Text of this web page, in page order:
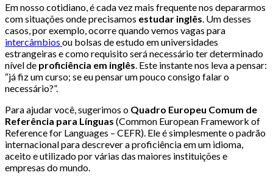
Em nosso cotidiano, é cada vez mais frequente nos depararmos
com situações onde precisamos estudar inglês. Um desses
casos, por exemplo, ocorre quando vemos vagas para
intercâmbios ou bolsas de estudo em universidades
estrangeiras e como requisito será necessário ter determinado
nível de proficiência em inglês. Este instante nos leva a pensar:
“já fiz um curso; se eu pensar um pouco consigo falar o
necessário?”.
Para ajudar você, sugerimos o Quadro Europeu Comum de
Referência para Línguas (Common European Framework of
Reference for Languages – CEFR). Ele é simplesmente o padrão
internacional para descrever a proficiência em um idioma,
aceito e utilizado por várias das maiores instituições e
empresas do mundo.